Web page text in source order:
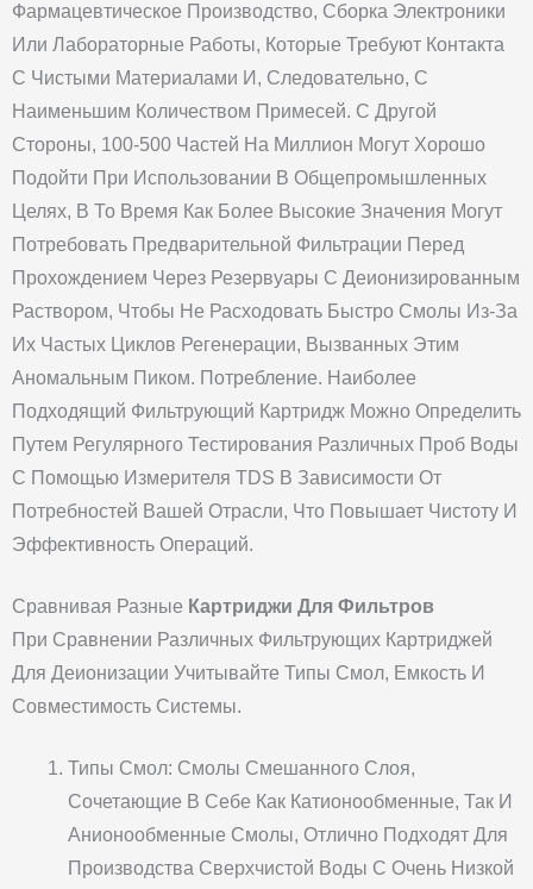
Фармацевтическое Производство, Сборка Электроники
Или Лабораторные Работы, Которые Требуют Контакта
С Чистыми Материалами И, Следовательно, С
Наименьшим Количеством Примесей. С Другой
Стороны, 100-500 Частей На Миллион Могут Хорошо
Подойти При Использовании В Общепромышленных
Целях, В То Время Как Более Высокие Значения Могут
Потребовать Предварительной Фильтрации Перед
Прохождением Через Резервуары С Деионизированным
Раствором, Чтобы Не Расходовать Быстро Смолы Из-За
Их Частых Циклов Регенерации, Вызванных Этим
Аномальным Пиком. Потребление. Наиболее
Подходящий Фильтрующий Картридж Можно Определить
Путем Регулярного Тестирования Различных Проб Воды
С Помощью Измерителя TDS В Зависимости От
Потребностей Вашей Отрасли, Что Повышает Чистоту И
Эффективность Операций.
Сравнивая Разные Картриджи Для Фильтров
При Сравнении Различных Фильтрующих Картриджей
Для Деионизации Учитывайте Типы Смол, Емкость И
Совместимость Системы.
Типы Смол: Смолы Смешанного Слоя,
Сочетающие В Себе Как Катионообменные, Так И
Анионообменные Смолы, Отлично Подходят Для
Производства Сверхчистой Воды С Очень Низкой